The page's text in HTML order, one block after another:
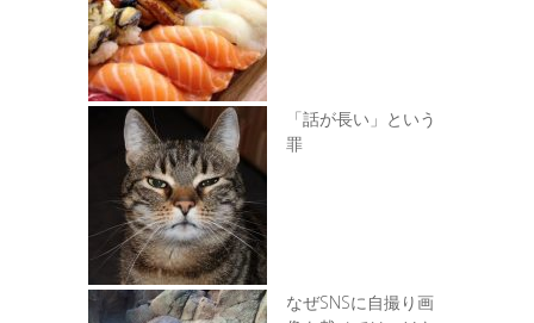
「話が長い」という
罪
なぜSNSに自撮り画